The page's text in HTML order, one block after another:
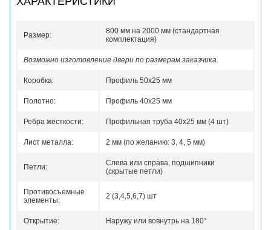
Размер:
800 мм на 2000 мм (стандартная
комплектация)
Возможно изготовление двери по размерам заказчика.
Коробка: Профиль 50x25 мм
Полотно: Профиль 40x25 мм
Ребра жёсткости: Профильная труба 40х25 мм (4 шт)
Лист металла: 2 мм (по желанию: 3, 4, 5 мм)
Петли:
Слева или справа, подшипники
(скрытые петли)
Противосъемные
элементы:
2 (3,4,5,6,7) шт
Открытие: Наружу или вовнутрь на 180°